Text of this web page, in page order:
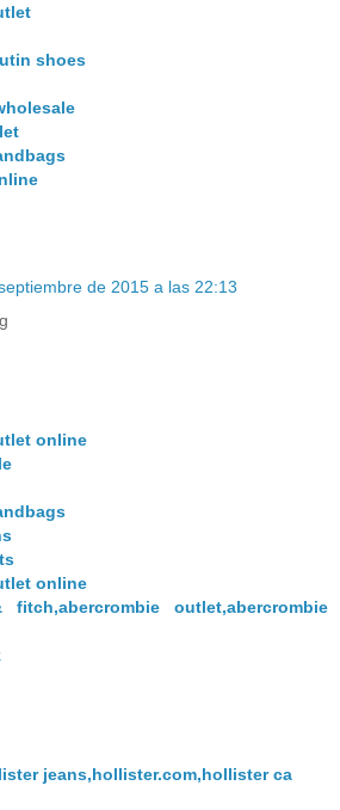
shoes
de 2015 a las 22:13
online
online
fitch,abercrombie outlet,abercrombie
jeans,hollister.com,hollister ca